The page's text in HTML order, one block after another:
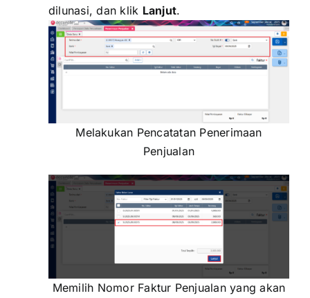
dilunasi, dan klik Lanjut.
Melakukan Pencatatan Penerimaan
Penjualan
Memilih Nomor Faktur Penjualan yang akan